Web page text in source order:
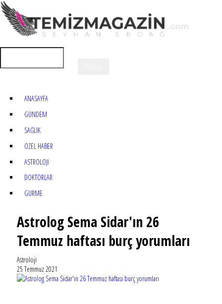
ANASAYFA
GÜNDEM
SAĞLIK
ÖZEL HABER
ASTROLOJİ
DOKTORLAR
GURME
Astrolog Sema Sidar'ın 26
Temmuz haftası burç yorumları
Astroloji
25 Temmuz 2021